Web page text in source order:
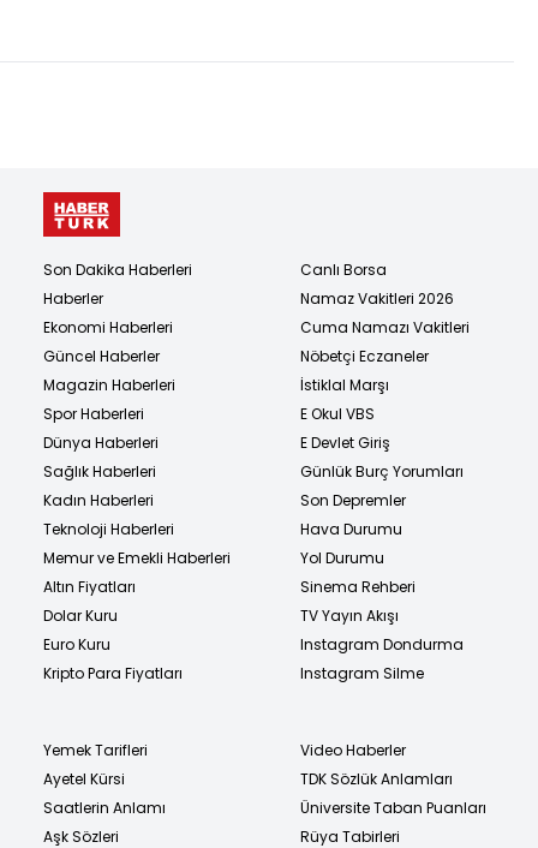
Son Dakika Haberleri
Haberler
Ekonomi Haberleri
Güncel Haberler
Magazin Haberleri
Spor Haberleri
Dünya Haberleri
Sağlık Haberleri
Kadın Haberleri
Teknoloji Haberleri
Memur ve Emekli Haberleri
Altın Fiyatları
Dolar Kuru
Euro Kuru
Kripto Para Fiyatları
Canlı Borsa
Namaz Vakitleri 2026
Cuma Namazı Vakitleri
Nöbetçi Eczaneler
İstiklal Marşı
E Okul VBS
E Devlet Giriş
Günlük Burç Yorumları
Son Depremler
Hava Durumu
Yol Durumu
Sinema Rehberi
TV Yayın Akışı
Instagram Dondurma
Instagram Silme
Yemek Tarifleri
Ayetel Kürsi
Saatlerin Anlamı
Aşk Sözleri
Video Haberler
TDK Sözlük Anlamları
Üniversite Taban Puanları
Rüya Tabirleri